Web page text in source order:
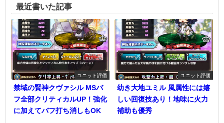
最近書いた記事
ユニット評価
禁域の賢神クヴァシル MSバ
フ全部クリティカルUP！強化
に加えてバフ打ち消しもOK
ユニット評価
幼き大地ユミル 風属性には嬉
しい回復技あり！地味に火力
補助も優秀